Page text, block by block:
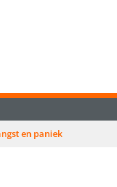
en paniek